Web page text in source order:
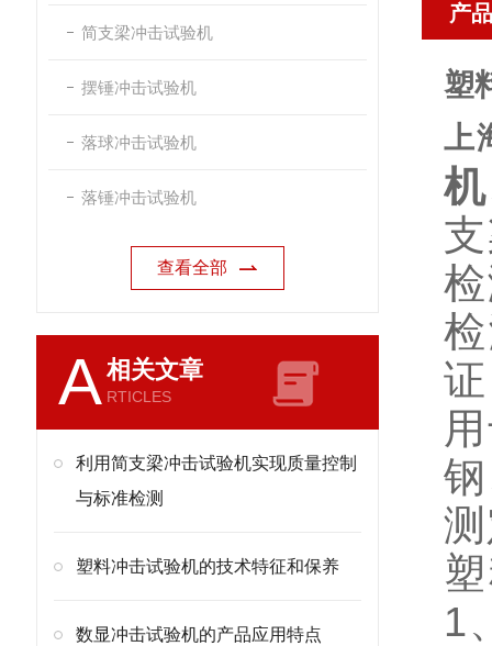
简支梁冲击试验机
摆锤冲击试验机
落球冲击试验机
落锤冲击试验机
查看全部
A相关文章
RTICLES
利用简支梁冲击试验机实现质量控制
与标准检测
塑料冲击试验机的技术特征和保养
数显冲击试验机的产品应用特点
产
塑
上
机
1